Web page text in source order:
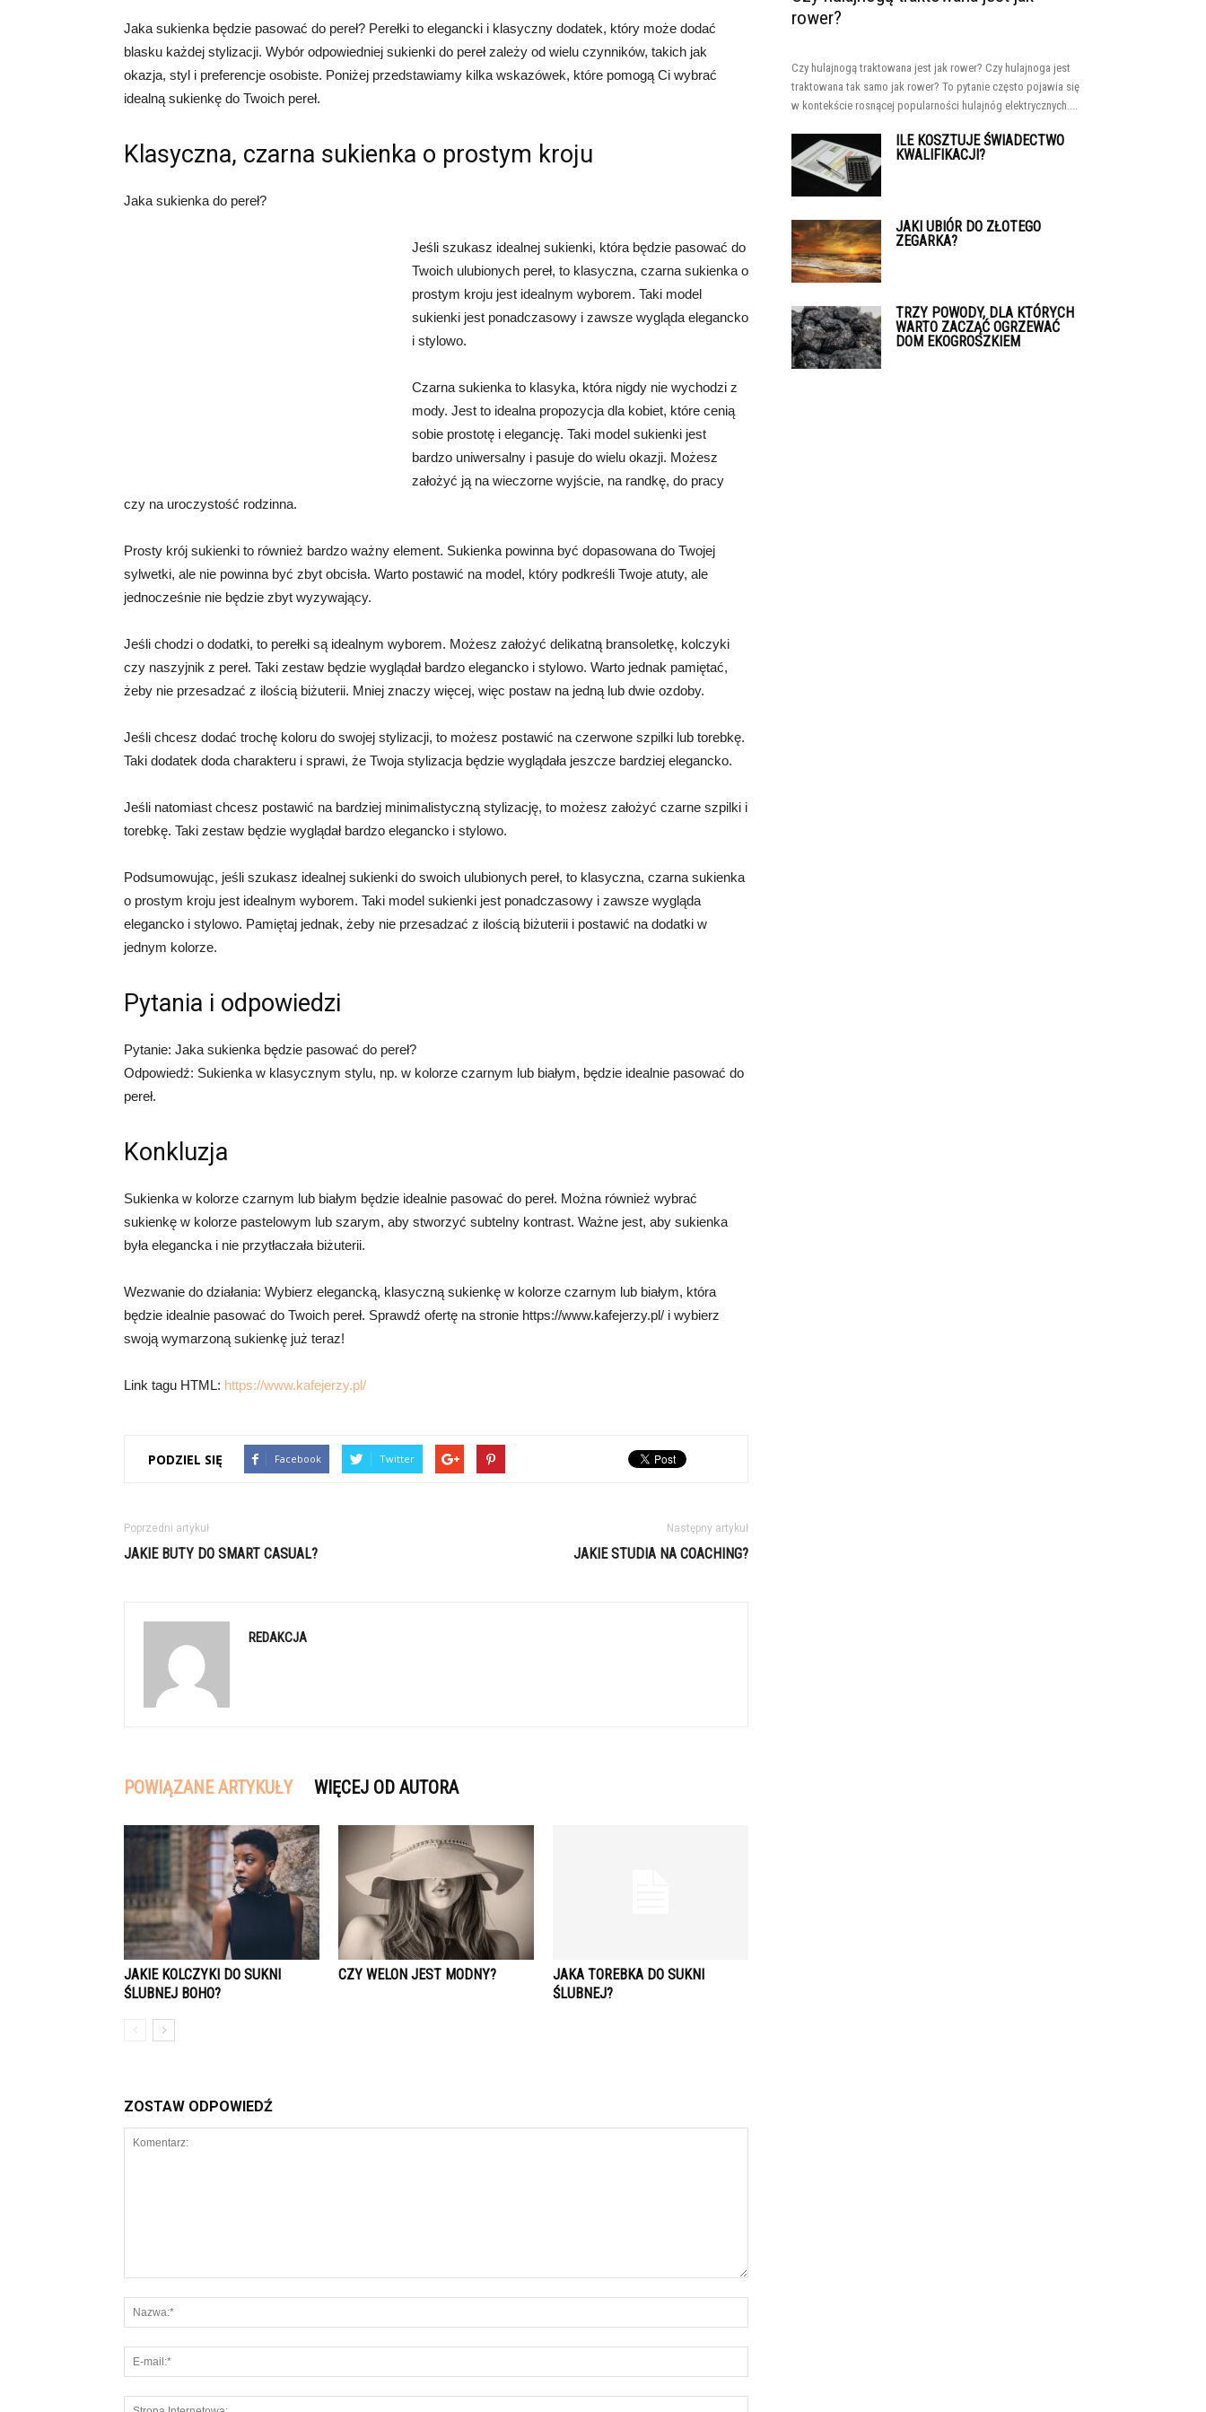
Jaka sukienka będzie pasować do pereł? Perełki to elegancki i klasyczny dodatek, który może dodać
blasku każdej stylizacji. Wybór odpowiedniej sukienki do pereł zależy od wielu czynników, takich jak
okazja, styl i preferencje osobiste. Poniżej przedstawiamy kilka wskazówek, które pomogą Ci wybrać
idealną sukienkę do Twoich pereł.
Klasyczna, czarna sukienka o prostym kroju
Jaka sukienka do pereł?
Jeśli szukasz idealnej sukienki, która będzie pasować do
Twoich ulubionych pereł, to klasyczna, czarna sukienka o
prostym kroju jest idealnym wyborem. Taki model
sukienki jest ponadczasowy i zawsze wygląda elegancko
i stylowo.
Czarna sukienka to klasyka, która nigdy nie wychodzi z
mody. Jest to idealna propozycja dla kobiet, które cenią
sobie prostotę i elegancję. Taki model sukienki jest
bardzo uniwersalny i pasuje do wielu okazji. Możesz
założyć ją na wieczorne wyjście, na randkę, do pracy
czy na uroczystość rodzinna.
Prosty krój sukienki to również bardzo ważny element. Sukienka powinna być dopasowana do Twojej
sylwetki, ale nie powinna być zbyt obcisła. Warto postawić na model, który podkreśli Twoje atuty, ale
jednocześnie nie będzie zbyt wyzywający.
Jeśli chodzi o dodatki, to perełki są idealnym wyborem. Możesz założyć delikatną bransoletkę, kolczyki
czy naszyjnik z pereł. Taki zestaw będzie wyglądał bardzo elegancko i stylowo. Warto jednak pamiętać,
żeby nie przesadzać z ilością biżuterii. Mniej znaczy więcej, więc postaw na jedną lub dwie ozdoby.
Jeśli chcesz dodać trochę koloru do swojej stylizacji, to możesz postawić na czerwone szpilki lub torebkę.
Taki dodatek doda charakteru i sprawi, że Twoja stylizacja będzie wyglądała jeszcze bardziej elegancko.
Jeśli natomiast chcesz postawić na bardziej minimalistyczną stylizację, to możesz założyć czarne szpilki i
torebkę. Taki zestaw będzie wyglądał bardzo elegancko i stylowo.
Podsumowując, jeśli szukasz idealnej sukienki do swoich ulubionych pereł, to klasyczna, czarna sukienka
o prostym kroju jest idealnym wyborem. Taki model sukienki jest ponadczasowy i zawsze wygląda
elegancko i stylowo. Pamiętaj jednak, żeby nie przesadzać z ilością biżuterii i postawić na dodatki w
jednym kolorze.
Pytania i odpowiedzi
Pytanie: Jaka sukienka będzie pasować do pereł?
Odpowiedź: Sukienka w klasycznym stylu, np. w kolorze czarnym lub białym, będzie idealnie pasować do
pereł.
Konkluzja
Sukienka w kolorze czarnym lub białym będzie idealnie pasować do pereł. Można również wybrać
sukienkę w kolorze pastelowym lub szarym, aby stworzyć subtelny kontrast. Ważne jest, aby sukienka
była elegancka i nie przytłaczała biżuterii.
Wezwanie do działania: Wybierz elegancką, klasyczną sukienkę w kolorze czarnym lub białym, która
będzie idealnie pasować do Twoich pereł. Sprawdź ofertę na stronie https://www.kafejerzy.pl/ i wybierz
swoją wymarzoną sukienkę już teraz!
Link tagu HTML: https://www.kafejerzy.pl/
PODZIEL SIĘ Facebook Twitter
Poprzedni artykuł
JAKIE BUTY DO SMART CASUAL?
Następny artykuł
JAKIE STUDIA NA COACHING?
REDAKCJA
POWIĄZANE ARTYKUŁY WIĘCEJ OD AUTORA
JAKIE KOLCZYKI DO SUKNI
ŚLUBNEJ BOHO?
CZY WELON JEST MODNY?
JAKA TOREBKA DO SUKNI
ŚLUBNEJ?
ZOSTAW ODPOWIEDŹ
rower?
Czy hulajnogą traktowana jest jak rower? Czy hulajnoga jest
traktowana tak samo jak rower? To pytanie często pojawia się
w kontekście rosnącej popularności hulajnóg elektrycznych....
ILE KOSZTUJE ŚWIADECTWO
KWALIFIKACJI?
JAKI UBIÓR DO ZŁOTEGO
ZEGARKA?
TRZY POWODY, DLA KTÓRYCH
WARTO ZACZĄĆ OGRZEWAĆ
DOM EKOGROSZKIEM